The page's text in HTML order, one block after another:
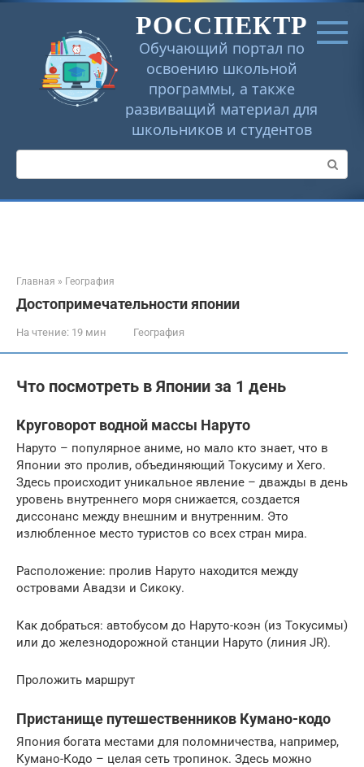
Перейти
РОССПЕКТР
Обучающий портал по
освоению школьной
программы, а также
развиващий материал для
школьников и студентов
Поиск:
Главная » География
Достопримечательности японии
На чтение: 19 мин География
Что посмотреть в Японии за 1 день
Круговорот водной массы Наруто
Наруто – популярное аниме, но мало кто знает, что в
Японии это пролив, объединяющий Токусиму и Хего.
Здесь происходит уникальное явление – дважды в день
уровень внутреннего моря снижается, создается
диссонанс между внешним и внутренним. Это
излюбленное место туристов со всех стран мира.
Расположение: пролив Наруто находится между
островами Авадзи и Сикоку.
Как добраться: автобусом до Наруто-коэн (из Токусимы)
или до железнодорожной станции Наруто (линия JR).
Проложить маршрут
Пристанище путешественников Кумано-кодо
Япония богата местами для поломничества, например,
Кумано-Кодо – целая сеть тропинок. Здесь можно